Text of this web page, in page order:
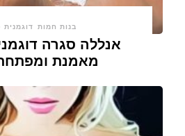
בנות חמות דוגמנית
אנללה סגרה
מאמנת